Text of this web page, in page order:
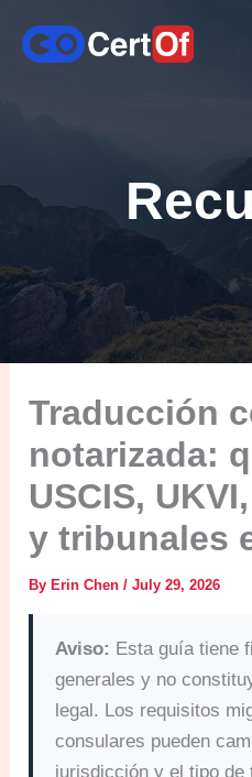
Traducción
notarizada:
USCIS,
y tribunales
ByErin Chen/July 29, 2026
Aviso: Esta guía tiene
generales y no
legal. Los requisitos
consulares pueden
jurisdicción y el tipo de